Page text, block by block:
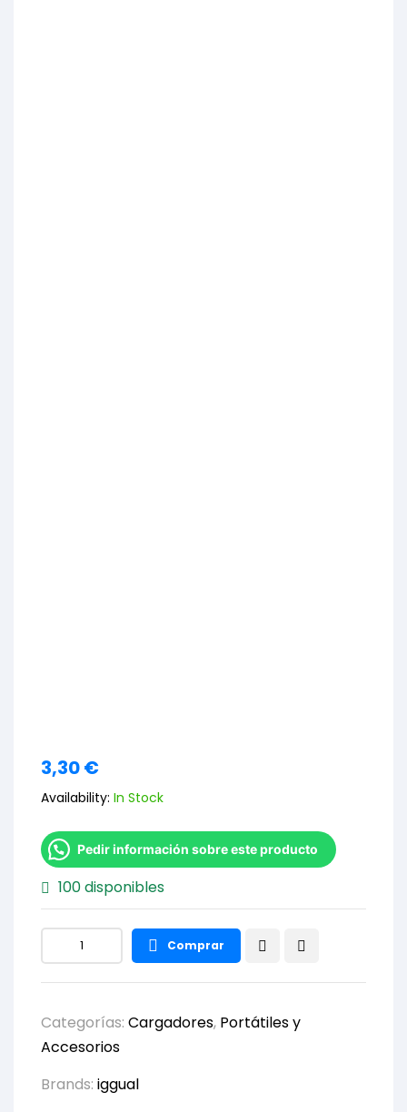
3,30€
Availability: In Stock
Pedir información sobre este producto
100 disponibles
Comprar
Categorías: Cargadores, Portátiles y
Accesorios
Brands: iggual